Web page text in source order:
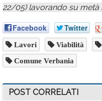
22/05) lavorando su metà
Facebook Twitter
Lavori Viabilità
Comune Verbania
POST CORRELATI